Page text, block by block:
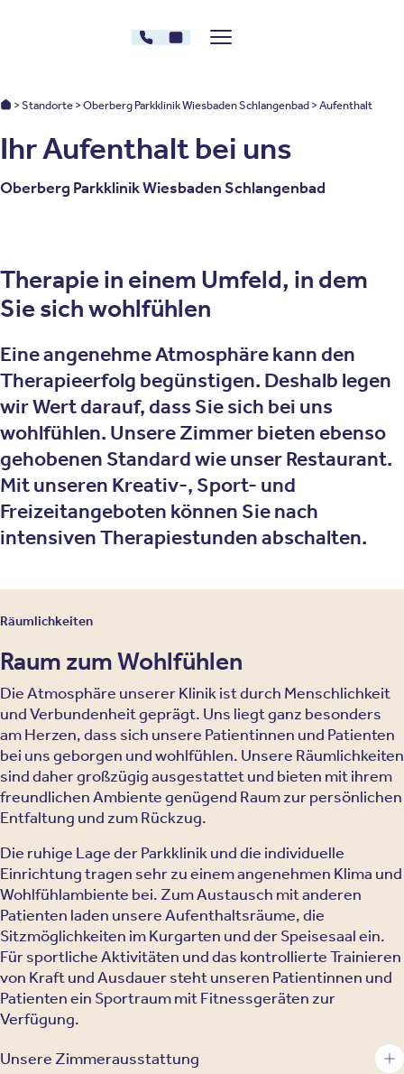
06129 - 1834002
Kontakt
Menü zeigen/verstecken
Oberberg Kliniken: Startseite
Standorte Oberberg Parkklinik Wiesbaden Schlangenbad Aufenthalt
Ihr Aufenthalt bei uns
Oberberg Parkklinik Wiesbaden Schlangenbad
Therapie in einem Umfeld, in dem
Sie sich wohlfühlen
Eine angenehme Atmosphäre kann den
Therapieerfolg begünstigen. Deshalb legen
wir Wert darauf, dass Sie sich bei uns
wohlfühlen. Unsere Zimmer bieten ebenso
gehobenen Standard wie unser Restaurant.
Mit unseren Kreativ-, Sport- und
Freizeitangeboten können Sie nach
intensiven Therapiestunden abschalten.
Räumlichkeiten
Raum zum Wohlfühlen
Die Atmosphäre unserer Klinik ist durch Menschlichkeit
und Verbundenheit geprägt. Uns liegt ganz besonders
am Herzen, dass sich unsere Patientinnen und Patienten
bei uns geborgen und wohlfühlen. Unsere Räumlichkeiten
sind daher großzügig ausgestattet und bieten mit ihrem
freundlichen Ambiente genügend Raum zur persönlichen
Entfaltung und zum Rückzug.
Die ruhige Lage der Parkklinik und die individuelle
Einrichtung tragen sehr zu einem angenehmen Klima und
Wohlfühlambiente bei. Zum Austausch mit anderen
Patienten laden unsere Aufenthaltsräume, die
Sitzmöglichkeiten im Kurgarten und der Speisesaal ein.
Für sportliche Aktivitäten und das kontrollierte Trainieren
von Kraft und Ausdauer steht unseren Patientinnen und
Patienten ein Sportraum mit Fitnessgeräten zur
Verfügung.
Unsere Zimmerausstattung